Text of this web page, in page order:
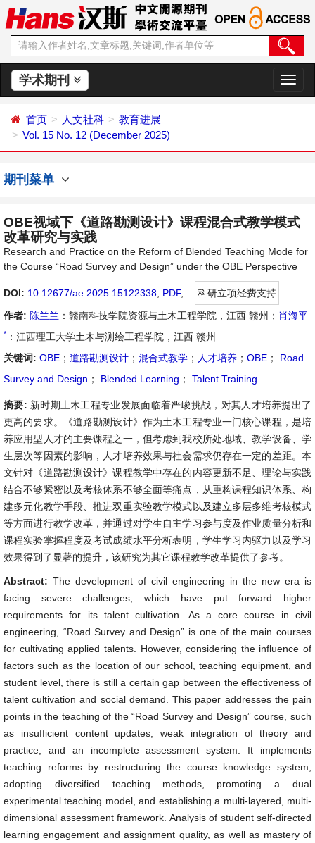
学术期刊
切
换
首页 人文社科
教育进展
Vol. 15 No. 12 (December 2025)
期刊菜单
OBE视域下《道路勘测设计》课程混合式教学模式
改革研究与实践
Research and Practice on the Reform of Blended Teaching Mode for
the Course “Road Survey and Design” under the OBE Perspective
DOI: 10.12677/ae.2025.15122338 PDF,
科研立项经费支持
作者: 陈兰兰 ：赣南科技学院资源与土木工程学院，江西 赣州； 肖海平
* ：江西理工大学土木与测绘工程学院，江西 赣州
关键词: OBE ； 道路勘测设计 ； 混合式教学 ； 人才培养 ； OBE ；
Road
Survey and Design ； Blended Learning ； Talent Training
摘要: 新时期土木工程专业发展面临着严峻挑战，对其人才培养提出了
更高的要求。《道路勘测设计》作为土木工程专业一门核心课程，是培
养应用型人才的主要课程之一，但考虑到我校所处地域、教学设备、学
生层次等因素的影响，人才培养效果与社会需求仍存在一定的差距。本
文针对《道路勘测设计》课程教学中存在的内容更新不足、理论与实践
结合不够紧密以及考核体系不够全面等痛点，从重构课程知识体系、构
建多元化教学手段、推进双重实验教学模式以及建立多层多维考核模式
等方面进行教学改革，并通过对学生自主学习参与度及作业质量分析和
课程实验掌握程度及考试成绩水平分析表明，学生学习内驱力以及学习
效果得到了显著的提升，该研究为其它课程教学改革提供了参考。
Abstract: The development of civil engineering in the new era is
facing severe challenges, which have put forward higher
requirements for its talent cultivation. As a core course in civil
engineering, “Road Survey and Design” is one of the main courses
for cultivating applied talents. However, considering the influence of
factors such as the location of our school, teaching equipment, and
student level, there is still a certain gap between the effectiveness of
talent cultivation and social demand. This paper addresses the pain
points in the teaching of the “Road Survey and Design” course, such
as insufficient content updates, weak integration of theory and
practice, and an incomplete assessment system. It implements
teaching reforms by restructuring the course knowledge system,
adopting diversified teaching methods, promoting a dual
experimental teaching model, and establishing a multi-layered, multi-
dimensional assessment framework. Analysis of student self-directed
learning engagement and assignment quality, as well as mastery of